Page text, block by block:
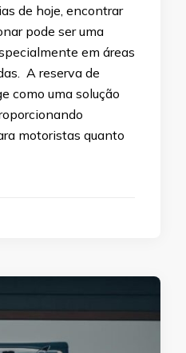
de hoje, encontrar
pode ser uma
em áreas
A reserva de
como uma solução
motoristas quanto